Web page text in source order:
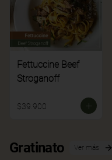
Fettuccine Beef
Stroganoff
$39.900
Gratinato Ver más